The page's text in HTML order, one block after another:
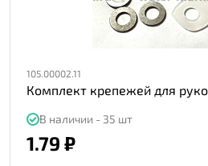
105.00002.11
Комплект крепежей для
В наличии - 35 шт
1.79 ₽